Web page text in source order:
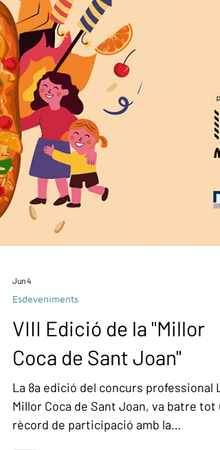
Jun 4
Esdeveniments
VIII Edició de la "Millor
Coca de Sant Joan"